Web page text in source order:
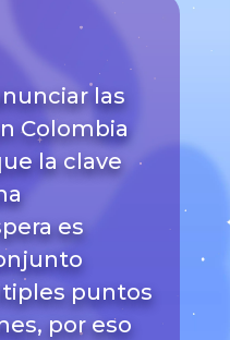
las
Colombia
la clave
es
puntos
por eso